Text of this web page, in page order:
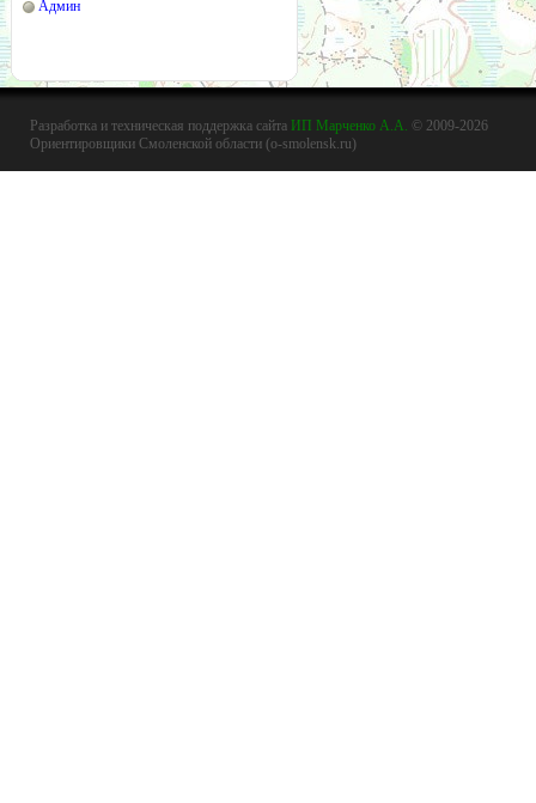
Админ
Разработка и техническая поддержка сайта ИП Марченко А.А. © 2009-2026
Ориентировщики Смоленской области (o-smolensk.ru)